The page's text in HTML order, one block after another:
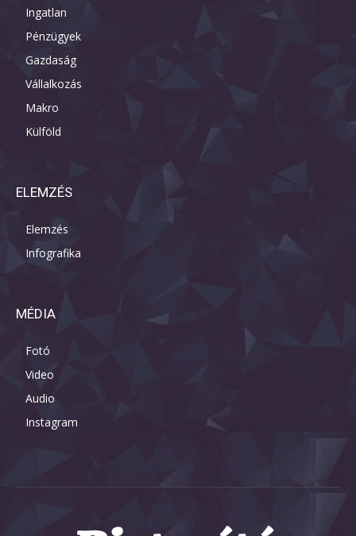
Ingatlan
Pénzügyek
Gazdaság
Vállalkozás
Makro
Külföld
ELEMZÉS
Elemzés
Infografika
MÉDIA
Fotó
Video
Audio
Instagram